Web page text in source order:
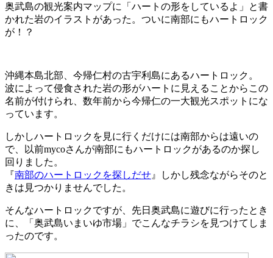
奥武島の観光案内マップに「ハートの形をしているよ」と書
かれた岩のイラストがあった。ついに南部にもハートロック
が！？
沖縄本島北部、今帰仁村の古宇利島にあるハートロック。
波によって侵食された岩の形がハートに見えることからこの
名前が付けられ、数年前から今帰仁の一大観光スポットにな
っています。
しかしハートロックを見に行くだけには南部からは遠いの
で、以前mycoさんが南部にもハートロックがあるのか探し
回りました。
『南部のハートロックを探しだせ 』しかし残念ながらそのと
きは見つかりませんでした。
そんなハートロックですが、先日奥武島に遊びに行ったとき
に、「奥武島いまいゆ市場」でこんなチラシを見つけてしま
ったのです。